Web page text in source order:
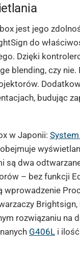
jest jego
do
Dzięki
blending, czy
budując
w Japonii:
dwa
– bez funkcji
rozwiązaniu na
G406Li ilość